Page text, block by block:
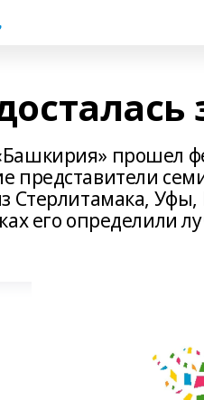
прошел
представители
Стерлитамака,
его определили